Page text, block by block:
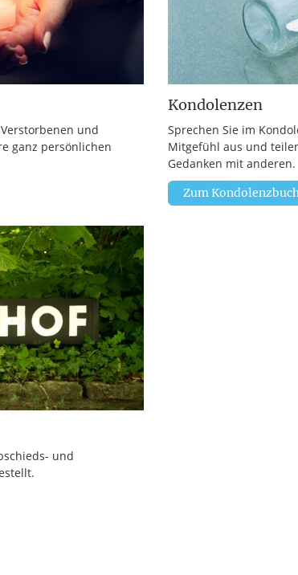
und
ganz persönlichen
Kondolenzen
Sprechen Sie im
Mitgefühl aus und
Gedanken mit anderen.
Zum Kondolenzbuch
und